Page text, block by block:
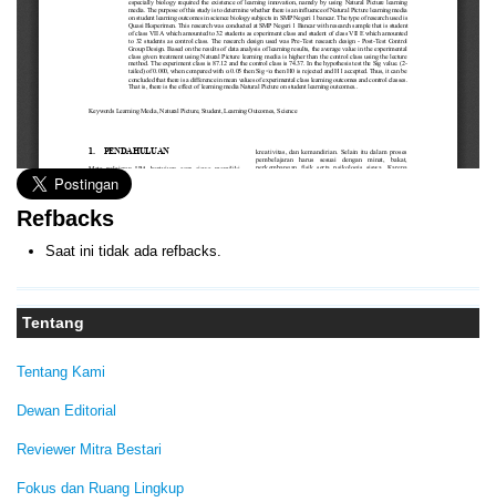
Tentang
Tentang Kami
Dewan Editorial
Reviewer Mitra Bestari
Fokus dan Ruang Lingkup
Refbacks
Saat ini tidak ada refbacks.